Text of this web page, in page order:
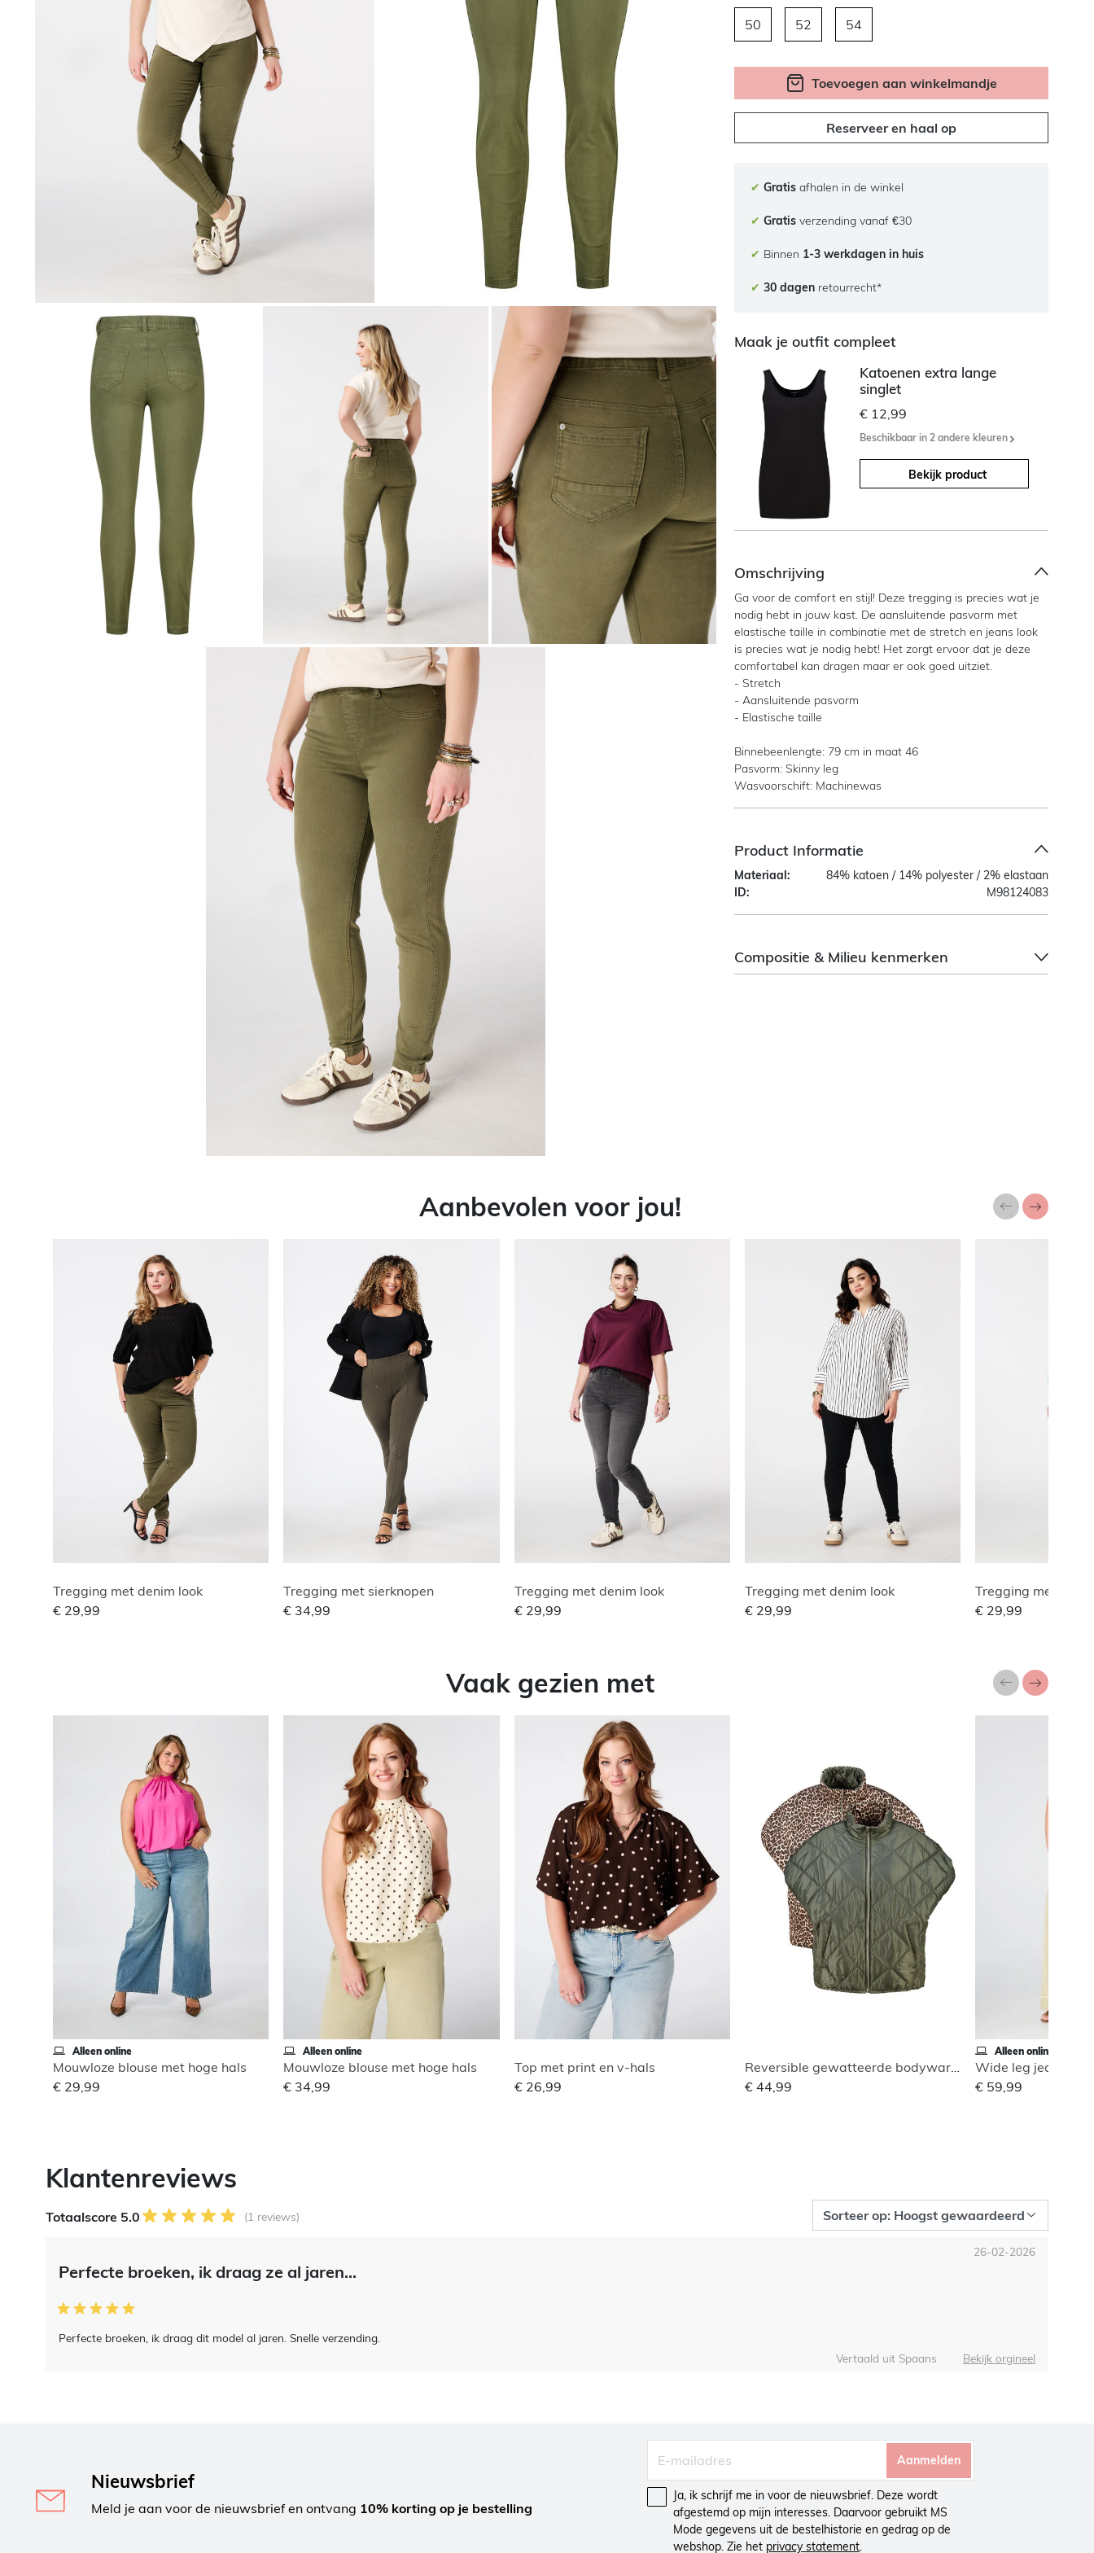
50 52 54
Toevoegen aan winkelmandje
Reserveer en haal op
✔ Gratis afhalen in de winkel
✔ Gratis verzending vanaf €30
✔ Binnen 1-3 werkdagen in huis
✔ 30 dagen retourrecht*
Maak je outfit compleet
Katoenen extra lange
singlet
€ 12,99
Beschikbaar in 2 andere kleuren
Bekijk product
Omschrijving
Ga voor de comfort en stijl! Deze tregging is precies wat je
nodig hebt in jouw kast. De aansluitende pasvorm met
elastische taille in combinatie met de stretch en jeans look
is precies wat je nodig hebt! Het zorgt ervoor dat je deze
comfortabel kan dragen maar er ook goed uitziet.
- Stretch
- Aansluitende pasvorm
- Elastische taille
Binnebeenlengte: 79 cm in maat 46
Pasvorm: Skinny leg
Wasvoorschift: Machinewas
Product Informatie
Materiaal:
84% katoen / 14% polyester / 2% elastaan
ID:
M98124083
Compositie & Milieu kenmerken
Aanbevolen voor jou!
Tregging met denim look
€ 29,99
Tregging met sierknopen
€ 34,99
Tregging met denim look
€ 29,99
Tregging met denim look
€ 29,99
Tregging met
€ 29,99
Vaak gezien met
Alleen online
Mouwloze blouse met hoge hals
€ 29,99
Alleen online
Mouwloze blouse met hoge hals
€ 34,99
Top met print en v-hals
€ 26,99
Reversible gewatteerde bodywarmer
€ 44,99
Alleen online
€ 59,99
Klantenreviews
Totaalscore 5.0 (1 reviews)
Perfecte broeken, ik draag ze al jaren...
Perfecte broeken, ik draag dit model al jaren. Snelle verzending.
26-02-2026
Vertaald uit Spaans Bekijk orgineel
Nieuwsbrief
Meld je aan voor de nieuwsbrief en ontvang 10% korting op je bestelling
Aanmelden
Ja, ik schrijf me in voor de nieuwsbrief. Deze wordt
afgestemd op mijn interesses. Daarvoor gebruikt MS
Mode gegevens uit de bestelhistorie en gedrag op de
webshop. Zie het privacy statement.